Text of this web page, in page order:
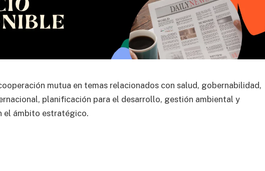
mutua en temas relacionados con salud, gobernabilidad,
planificación para el desarrollo, gestión ambiental y
el ámbito estratégico.